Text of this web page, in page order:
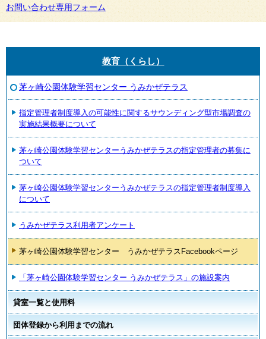
お問い合わせ専用フォーム
教育（くらし）
茅ヶ崎公園体験学習センター うみかぜテラス
指定管理者制度導入の可能性に関するサウンディング型市場調査の
実施結果概要について
茅ヶ崎公園体験学習センターうみかぜテラスの指定管理者の募集に
ついて
茅ヶ崎公園体験学習センターうみかぜテラスの指定管理者制度導入
について
うみかぜテラス利用者アンケート
茅ヶ崎公園体験学習センター うみかぜテラスFacebookページ
「茅ヶ崎公園体験学習センター うみかぜテラス」の施設案内
貸室一覧と使用料
団体登録から利用までの流れ